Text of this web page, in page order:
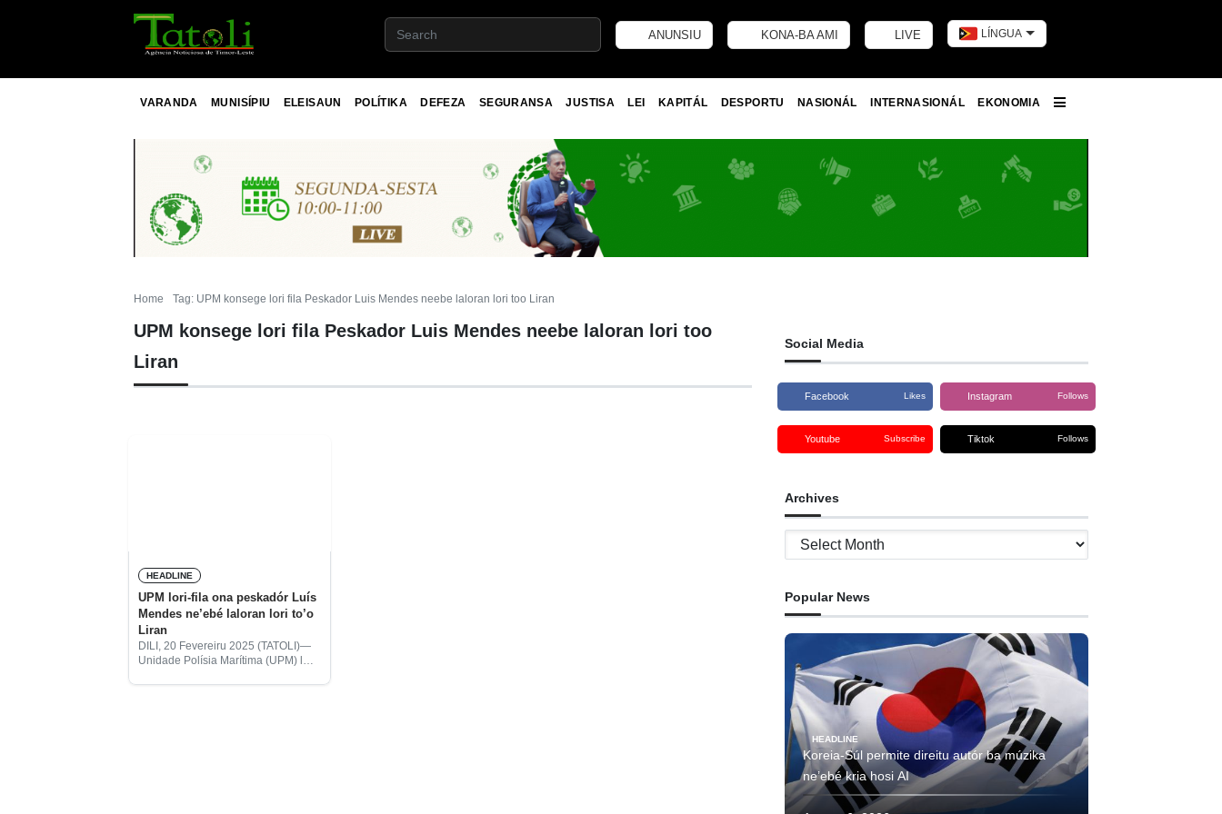
ANUNSIU KONA-BA AMI LIVE LÍNGUA
VARANDA MUNISÍPIU ELEISAUN POLÍTIKA DEFEZA SEGURANSA JUSTISA LEI KAPITÁL DESPORTU NASIONÁL INTERNASIONÁL
EKONOMIA
Home Tag: UPM konsege lori fila Peskador Luis Mendes neebe laloran lori too Liran
UPM konsege lori fila Peskador Luis Mendes neebe laloran lori too
Liran
HEADLINE
UPM lori-fila ona peskadór Luís
Mendes ne’ebé laloran lori to’o
Liran
DILI, 20 Fevereiru 2025 (TATOLI)—
Unidade Polísia Marítima (UPM) lori-
Social Media
Facebook Likes Instagram Follows
Youtube Subscribe Tiktok Follows
Archives
Archives
Popular News
HEADLINE
Koreia-Súl permite direitu autór ba múzika
ne’ebé kria hosi AI